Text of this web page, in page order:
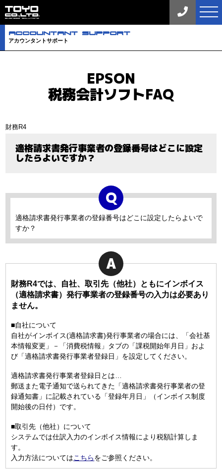
aCCOuNTaNT SuPPORT
アカウンタントサポート
EPSON
税務会計ソフトFAQ
財務R4
適格請求書発行事業者の登録番号はどこに設定
したらよいですか？
適格請求書発行事業者の登録番号はどこに設定したらよいで
すか？
財務R4では、自社、取引先（他社）ともにインボイス
（適格請求書）発行事業者の登録番号の入力は必要あり
ません。
■自社について
自社がインボイス(適格請求書)発行事業者の場合には、「会社基
本情報変更」－「消費税情報」タブの「課税開始年月日」およ
び「適格請求書発行事業者登録日」を設定してください。
適格請求書発行事業者登録日とは…
郵送また電子通知で送られてきた「適格請求書発行事業者の登
録通知書」に記載されている「登録年月日」（インボイス制度
開始後の日付）です。
■取引先（他社）について
システムでは仕訳入力のインボイス情報により税額計算しま
す。
入力方法についてはこちらをご参照ください。